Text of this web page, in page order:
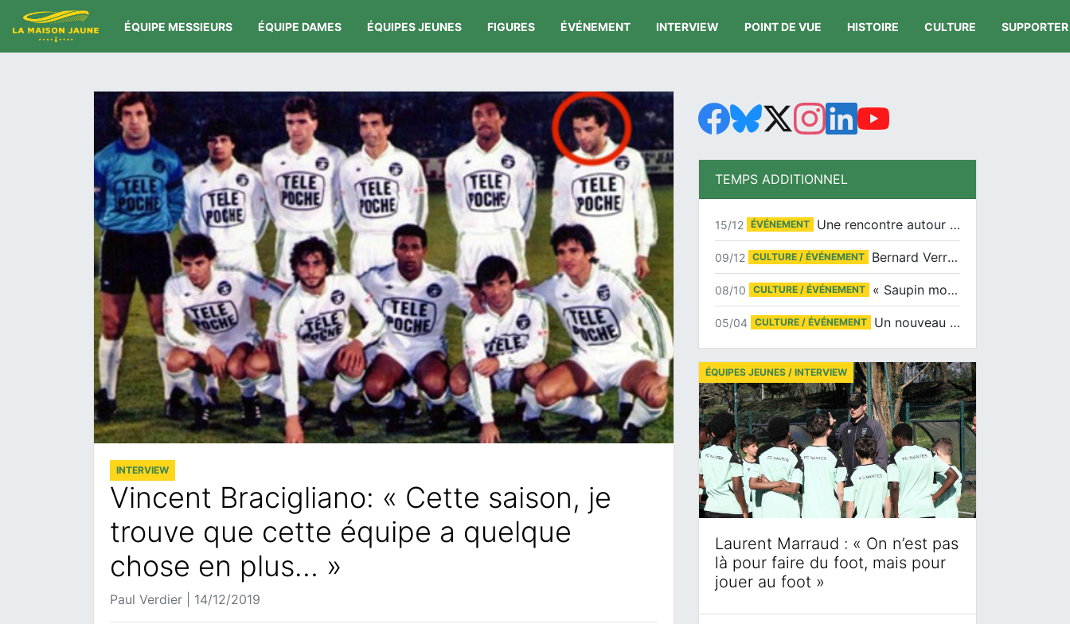
ÉQUIPE MESSIEURS ÉQUIPE DAMES ÉQUIPES JEUNES FIGURES ÉVÉNEMENT INTERVIEW POINT DE VUE HISTOIRE CULTURE SUPPORTER
INTERVIEW
Vincent Bracigliano: « Cette saison, je
trouve que cette équipe a quelque
chose en plus… »
Paul Verdier | 14/12/2019
TEMPS ADDITIONNEL
15/12 ÉVÉNEMENT Une rencontre autour de Jean-Claude Suaudeau
09/12 CULTURE / ÉVÉNEMENT Bernard Verret en dédicaces le samedi 13 décembre à l’Espace Culturel Atlantis
08/10 CULTURE / ÉVÉNEMENT « Saupin mon amour » au salon du livre de Trentemoult
05/04 CULTURE / ÉVÉNEMENT Un nouveau tirage pour le Docu-BD
Laurent Marraud : « On n’est pas
là pour faire du foot, mais pour
jouer au foot »
ÉQUIPES JEUNES / INTERVIEW